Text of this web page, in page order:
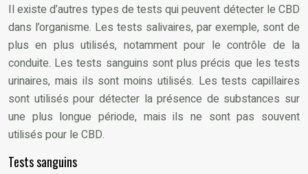
Il existe d’autres types de tests qui peuvent détecter le CBD
dans l’organisme. Les tests salivaires, par exemple, sont de
plus en plus utilisés, notamment pour le contrôle de la
conduite. Les tests sanguins sont plus précis que les tests
urinaires, mais ils sont moins utilisés. Les tests capillaires
sont utilisés pour détecter la présence de substances sur
une plus longue période, mais ils ne sont pas souvent
utilisés pour le CBD.
Tests sanguins